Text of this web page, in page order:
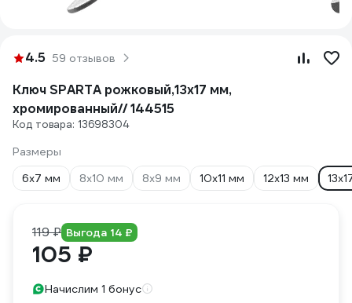
4.5 59 отзывов
Ключ SPARTA рожковый,13x17 мм,
хромированный// 144515
Код товара: 13698304
Размеры
6х7 мм
8х10 мм 8х9 мм 10х11 мм 12х13 мм
119 ₽ Выгода 14 ₽
105 ₽
Начислим 1 бонус